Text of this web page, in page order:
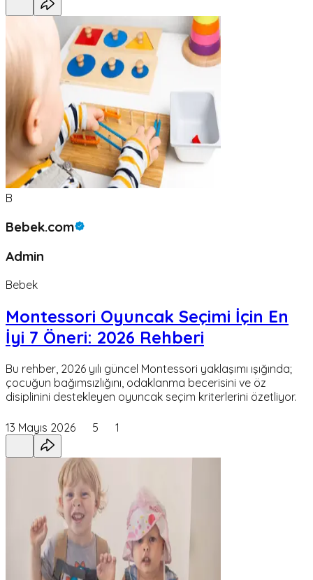
B
Bebek.com
Admin
Bebek
Montessori Oyuncak Seçimi İçin En
İyi 7 Öneri: 2026 Rehberi
Bu rehber, 2026 yılı güncel Montessori yaklaşımı ışığında;
çocuğun bağımsızlığını, odaklanma becerisini ve öz
disiplinini destekleyen oyuncak seçim kriterlerini özetliyor.
13 Mayıs 2026 5 1